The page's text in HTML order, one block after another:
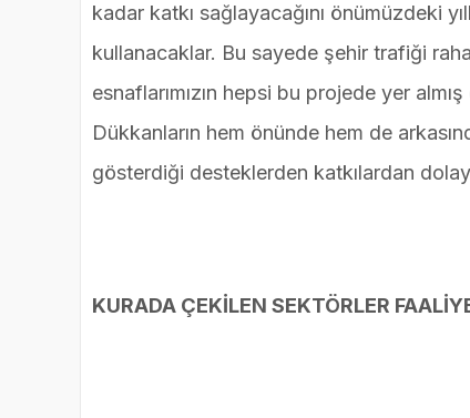
kadar katkı sağlayacağını önümüzdeki
kullanacaklar. Bu sayede şehir trafiği
esnaflarımızın hepsi bu projede yer
Dükkanların hem önünde hem de
gösterdiği desteklerden katkılardan
KURADA ÇEKİLEN SEKTÖRLER